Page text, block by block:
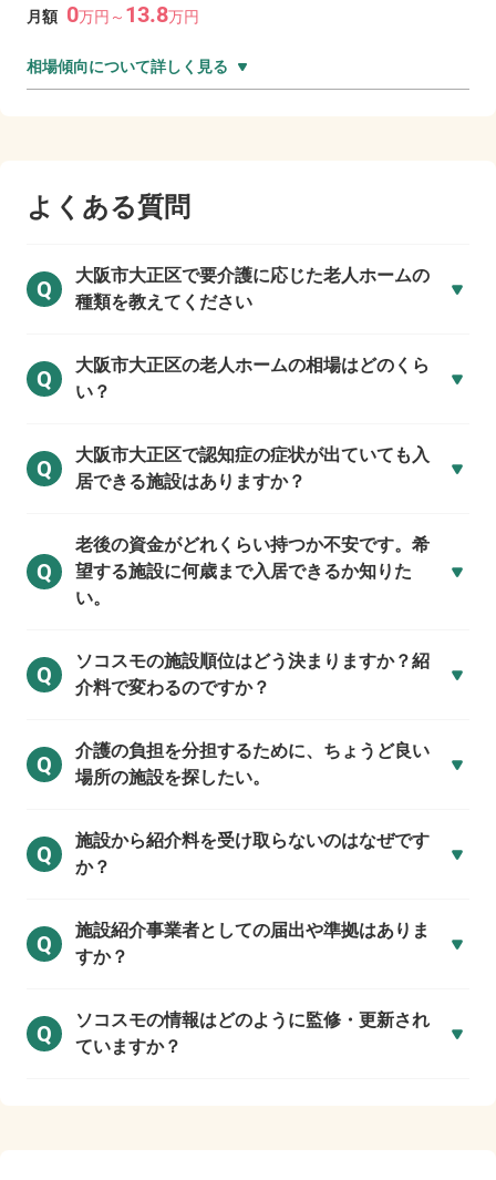
月額 0万円～ 13.8万円
相場傾向について詳しく見る
よくある質問
Q
大阪市大正区で要介護に応じた老人ホームの
種類を教えてください
Q
大阪市大正区の老人ホームの相場はどのくら
い？
Q
大阪市大正区で認知症の症状が出ていても入
居できる施設はありますか？
Q
老後の資金がどれくらい持つか不安です。希
望する施設に何歳まで入居できるか知りた
い。
Q
ソコスモの施設順位はどう決まりますか？紹
介料で変わるのですか？
Q
介護の負担を分担するために、ちょうど良い
場所の施設を探したい。
Q
施設から紹介料を受け取らないのはなぜです
か？
Q
施設紹介事業者としての届出や準拠はありま
すか？
Q
ソコスモの情報はどのように監修・更新され
ていますか？